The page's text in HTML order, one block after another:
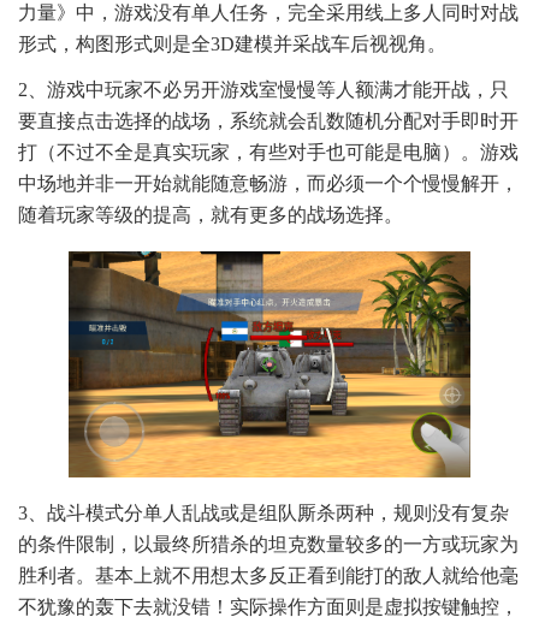
力量》中，游戏没有单人任务，完全采用线上多人同时对战
形式，构图形式则是全3D建模并采战车后视视角。
2、游戏中玩家不必另开游戏室慢慢等人额满才能开战，只
要直接点击选择的战场，系统就会乱数随机分配对手即时开
打（不过不全是真实玩家，有些对手也可能是电脑）。游戏
中场地并非一开始就能随意畅游，而必须一个个慢慢解开，
随着玩家等级的提高，就有更多的战场选择。
3、战斗模式分单人乱战或是组队厮杀两种，规则没有复杂
的条件限制，以最终所猎杀的坦克数量较多的一方或玩家为
胜利者。基本上就不用想太多反正看到能打的敌人就给他毫
不犹豫的轰下去就没错！实际操作方面则是虚拟按键触控，